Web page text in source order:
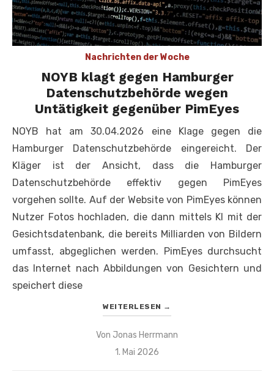
Nachrichten der Woche
NOYB klagt gegen Hamburger
Datenschutzbehörde wegen
Untätigkeit gegenüber PimEyes
NOYB hat am 30.04.2026 eine Klage gegen die
Hamburger Datenschutzbehörde eingereicht. Der
Kläger ist der Ansicht, dass die Hamburger
Datenschutzbehörde effektiv gegen PimEyes
vorgehen sollte. Auf der Website von PimEyes können
Nutzer Fotos hochladen, die dann mittels KI mit der
Gesichtsdatenbank, die bereits Milliarden von Bildern
umfasst, abgeglichen werden. PimEyes durchsucht
das Internet nach Abbildungen von Gesichtern und
speichert diese
WEITERLESEN →
Von Jonas Herrmann
Veröffentlicht
1. Mai 2026